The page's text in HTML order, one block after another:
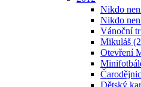
Nikdo
Nikdo
Vánoční
Mikuláš
Otevření
Dětský